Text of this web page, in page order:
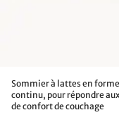
Sommier à lattes en
continu, pour répondre
de confort de couchage